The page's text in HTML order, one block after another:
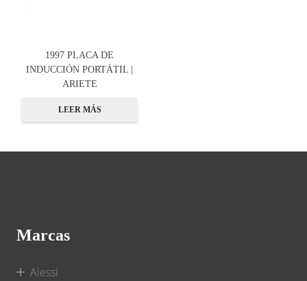
1997 PLACA DE
INDUCCIÓN PORTÁTIL |
ARIETE
LEER MÁS
Marcas
Alessi